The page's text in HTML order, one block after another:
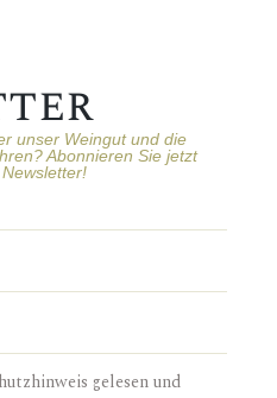
unser Weingut und die
Abonnieren Sie jetzt
gelesen und